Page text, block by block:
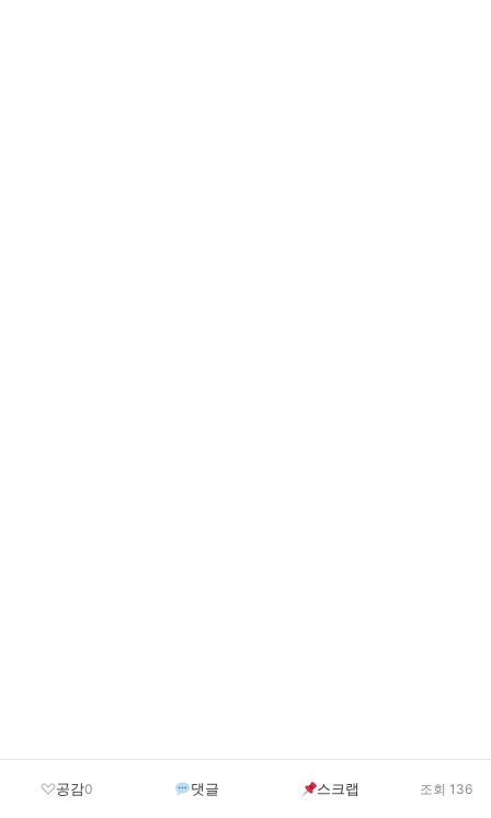
공감0 댓글 스크랩 조회 136